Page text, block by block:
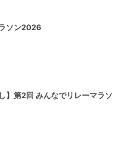
ソン2026
】第2回 みんなでリレーマラソ